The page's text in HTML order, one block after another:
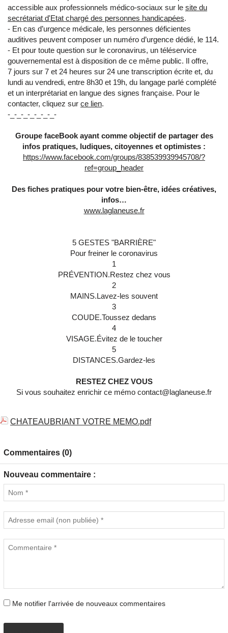
accessible aux professionnels médico-sociaux sur le site du
secrétariat d'Etat chargé des personnes handicapées.
- En cas d’urgence médicale, les personnes déficientes
auditives peuvent composer un numéro d’urgence dédié, le 114.
- Et pour toute question sur le coronavirus, un téléservice
gouvernemental est à disposition de ce même public. Il offre,
7 jours sur 7 et 24 heures sur 24 une transcription écrite et, du
lundi au vendredi, entre 8h30 et 19h, du langage parlé complété
et un interprétariat en langue des signes française. Pour le
contacter, cliquez sur ce lien.
-_-_-_-_-_-_-_-
Groupe faceBook ayant comme objectif de partager des
infos pratiques, ludiques, citoyennes et optimistes :
https://www.facebook.com/groups/838539939945708/?
ref=group_header
Des fiches pratiques pour votre bien-être, idées créatives,
infos…
www.laglaneuse.fr
5 GESTES "BARRIÈRE"
Pour freiner le coronavirus
1
PRÉVENTION.Restez chez vous
2
MAINS.Lavez-les souvent
3
COUDE.Toussez dedans
4
VISAGE.Évitez de le toucher
5
DISTANCES.Gardez-les
RESTEZ CHEZ VOUS
Si vous souhaitez enrichir ce mémo contact@laglaneuse.fr
CHATEAUBRIANT VOTRE MEMO.pdf
Commentaires (0)
Nouveau commentaire :
Me notifier l'arrivée de nouveaux commentaires